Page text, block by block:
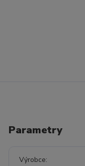
Parametry
Výrobce